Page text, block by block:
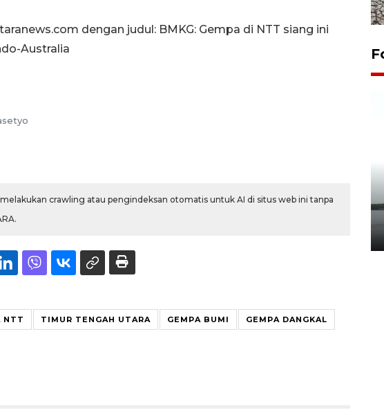
dengan judul: BMKG: Gempa di NTT siang ini
Australia
crawling atau pengindeksan otomatis untuk AI di situs web ini tanpa
NTT TIMUR TENGAH UTARA GEMPA BUMI GEMPA DANGKAL
Pelepasan Tukik di Pantai